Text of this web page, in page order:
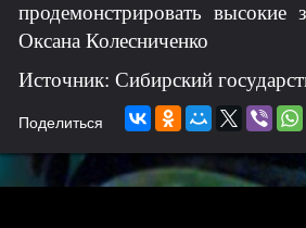
продемонстрировать высокие
Оксана Колесниченко
Источник: Сибирский
Поделиться